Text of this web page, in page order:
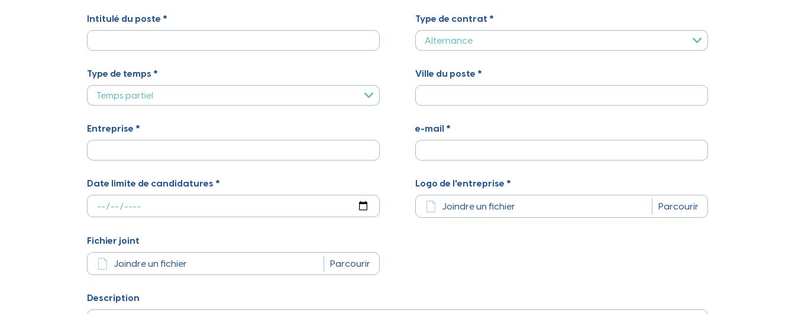
Intitulé du poste * Type de contrat *
Type de temps * Ville du poste *
Entreprise * e-mail *
Date limite de candidatures * Logo de l'entreprise *
Joindre un fichier Parcourir
Fichier joint
Joindre un fichier Parcourir
Description